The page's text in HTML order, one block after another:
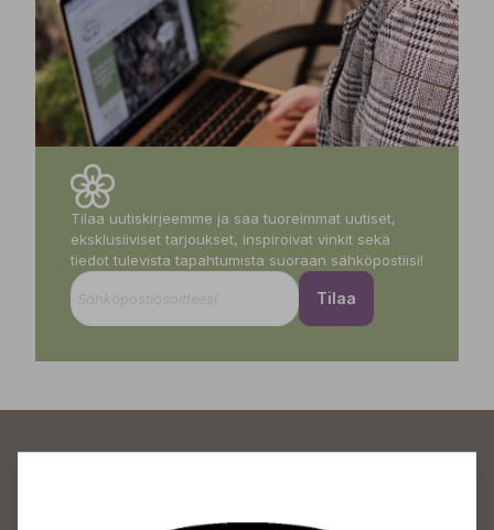
Tilaa uutiskirjeemme ja saa tuoreimmat uutiset,
eksklusiiviset tarjoukset, inspiroivat vinkit sekä
tiedot tulevista tapahtumista suoraan sähköpostiisi!
Tilaa